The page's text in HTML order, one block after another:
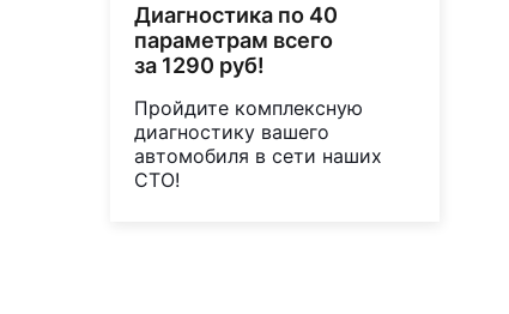
Диагностика по 40
параметрам всего
за 1290 руб!
Пройдите комплексную
диагностику вашего
автомобиля в сети наших
СТО!